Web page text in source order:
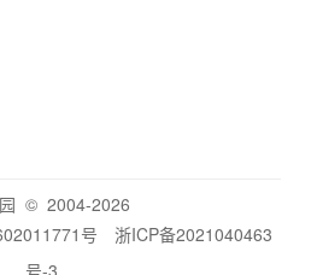
© 2004-2026
号
浙ICP备2021040463
号-3